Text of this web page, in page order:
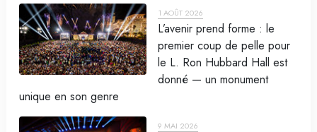
1 AOÛT 2026
L’avenir prend forme : le
premier coup de pelle pour
le L. Ron Hubbard Hall est
donné — un monument
unique en son genre
9 MAI 2026